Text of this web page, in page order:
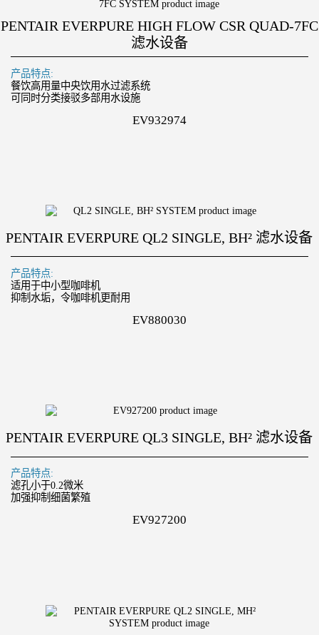
PENTAIR EVERPURE HIGH FLOW CSR QUAD-7FC
滤水设备
产品特点:
餐饮高用量中央饮用水过滤系统
可同时分类接驳多部用水设施
EV932974
PENTAIR EVERPURE QL2 SINGLE, BH² 滤水设备
产品特点:
适用于中小型咖啡机
抑制水垢，令咖啡机更耐用
EV880030
PENTAIR EVERPURE QL3 SINGLE, BH² 滤水设备
产品特点:
滤孔小于0.2微米
加强抑制细菌繁殖
EV927200